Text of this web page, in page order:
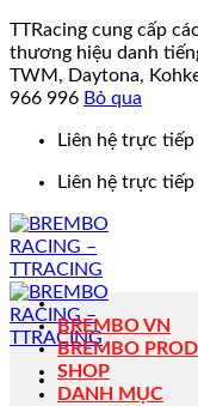
TTRacing cung cấp
thương hiệu danh
TWM, Daytona,
966 996 Bỏ qua
Liên hệ trực
Liên hệ trực
BREMBO VN
BREMBO
SHOP
DANH MỤC